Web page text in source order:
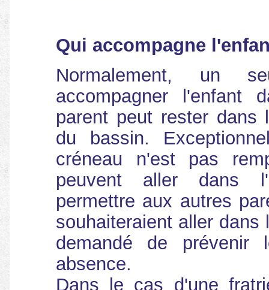
Qui accompagne
Normalement, un
accompagner l'enfant
parent peut rester dans
du bassin.
créneau n'est pas
peuvent aller dans
permettre aux autres
souhaiteraient aller
demandé de
absence.
Dans le cas d'une